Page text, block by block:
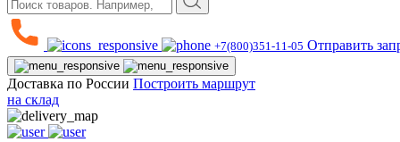
+7(800)351-11-05 Отправить
Доставка по России Построить маршрут
на склад